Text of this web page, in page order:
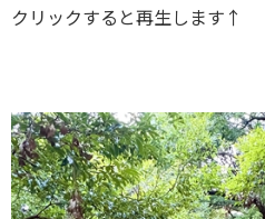
クリックすると再生します↑